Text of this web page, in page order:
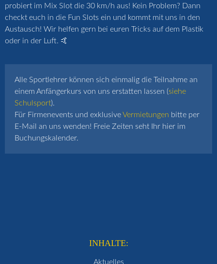
probiert im Mix Slot die 30 km/h aus! Kein Problem? Dann
checkt euch in die Fun Slots ein und kommt mit uns in den
Austausch! Wir helfen gern bei euren Tricks auf dem Plastik
oder in der Luft. 🤙
Alle Sportlehrer können sich einmalig die Teilnahme an
einem Anfängerkurs von uns erstatten lassen (siehe
Schulsport).
Für Firmenevents und exklusiveVermietungen bitte per
E-Mail an uns wenden! Freie Zeiten seht Ihr hier im
Buchungskalender.
INHALTE:
Aktuelles